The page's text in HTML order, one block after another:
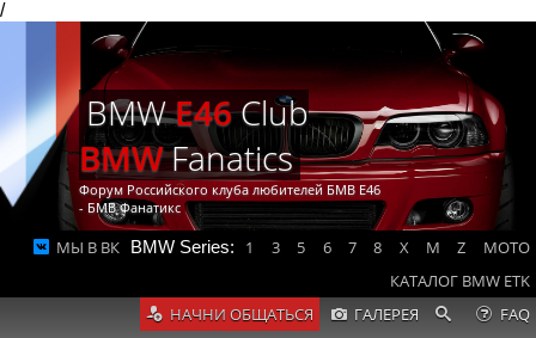
/
BMWE46Club
BMWFanatics
Форум Российского клуба любителей БМВ Е46
- БМВ Фанатикс
МЫ В ВК BMW Series: 1 3 5 6 7 8 X M Z
MOTO
КАТАЛОГ BMW ETK
НАЧНИ ОБЩАТЬСЯ
ГАЛЕРЕЯ
FAQ